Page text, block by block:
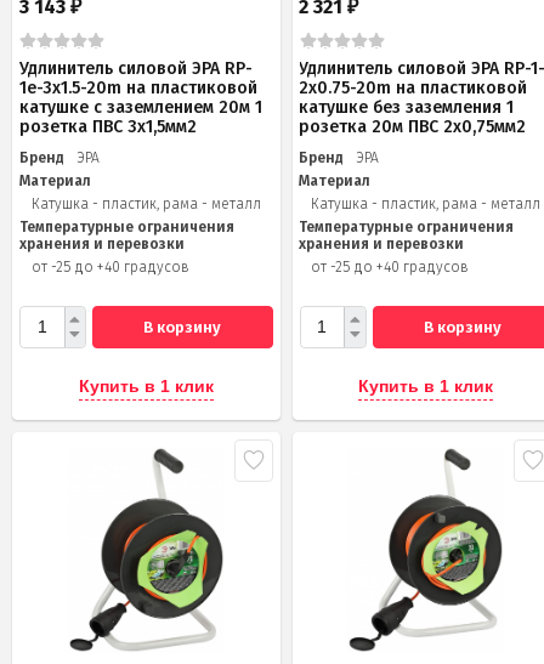
3 143 ₽
Удлинитель силовой ЭРА RP-
1e-3x1.5-20m на пластиковой
катушке c заземлением 20м 1
розетка ПВС 3х1,5мм2
Бренд
ЭРА
Материал
Катушка - пластик, рама - металл
Температурные ограничения
хранения и перевозки
от -25 до +40 градусов
В корзину
Купить в 1 клик
2 321₽
Удлинитель силовой ЭРА RP-
2x0.75-20m на пластиковой
катушке без заземления 1
розетка 20м ПВС 2х0,75мм2
Бренд
ЭРА
Материал
Катушка - пластик, рама - металл
Температурные ограничения
хранения и перевозки
от -25 до +40 градусов
В корзину
Купить в 1 клик